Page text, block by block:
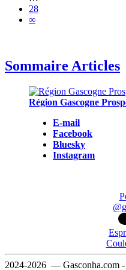
28
∞
Sommaire Articles
Région Gascogne
E-mail
Facebook
Bluesky
Instagram
2024-2026 — Gasconha.com